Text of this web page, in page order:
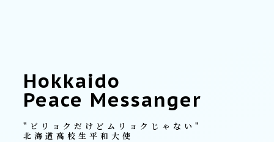
Hokkaido
Peace Messanger
"ビリョクだけどムリョクじゃない"
北海道高校生平和大使